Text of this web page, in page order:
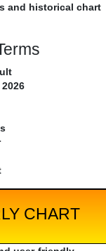
and historical chart
CHART